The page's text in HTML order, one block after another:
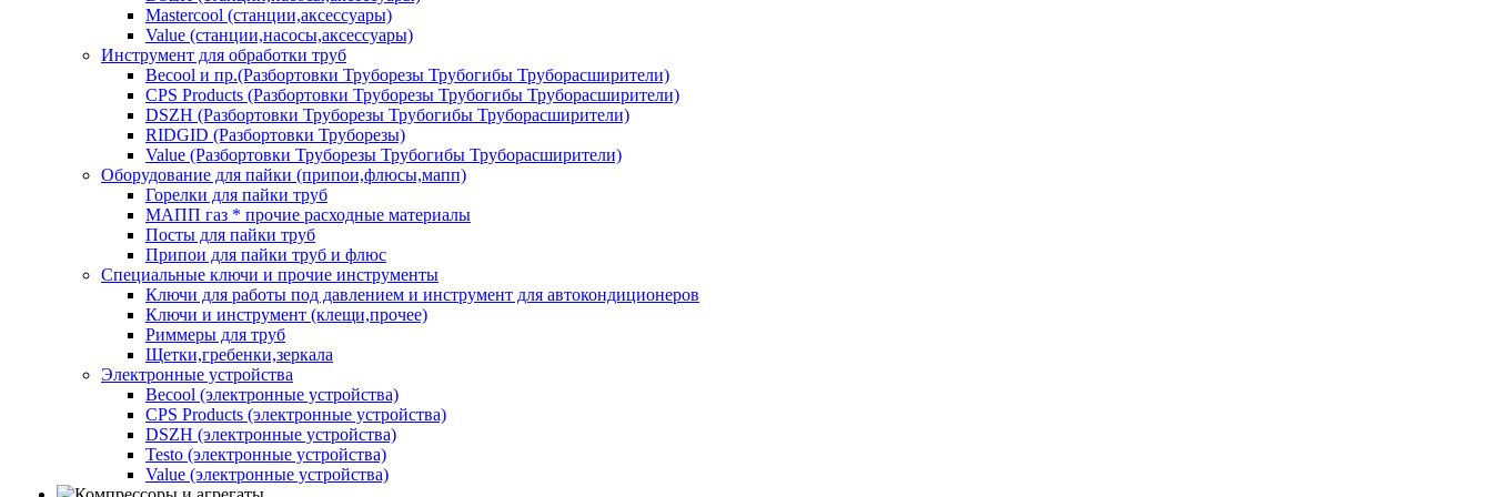
Mastercool (станции,аксессуары)
Value (станции,насосы,аксессуары)
Инструмент для обработки труб
Becool и пр.(Разбортовки Труборезы Трубогибы Труборасширители)
CPS Products (Разбортовки Труборезы Трубогибы Труборасширители)
DSZH (Разбортовки Труборезы Трубогибы Труборасширители)
RIDGID (Разбортовки Труборезы)
Value (Разбортовки Труборезы Трубогибы Труборасширители)
Оборудование для пайки (припои,флюсы,мапп)
Горелки для пайки труб
МАПП газ * прочие расходные материалы
Посты для пайки труб
Припои для пайки труб и флюс
Специальные ключи и прочие инструменты
Ключи для работы под давлением и инструмент для автокондиционеров
Ключи и инструмент (клещи,прочее)
Риммеры для труб
Щетки,гребенки,зеркала
Электронные устройства
Becool (электронные устройства)
CPS Products (электронные устройства)
DSZH (электронные устройства)
Testo (электронные устройства)
Value (электронные устройства)